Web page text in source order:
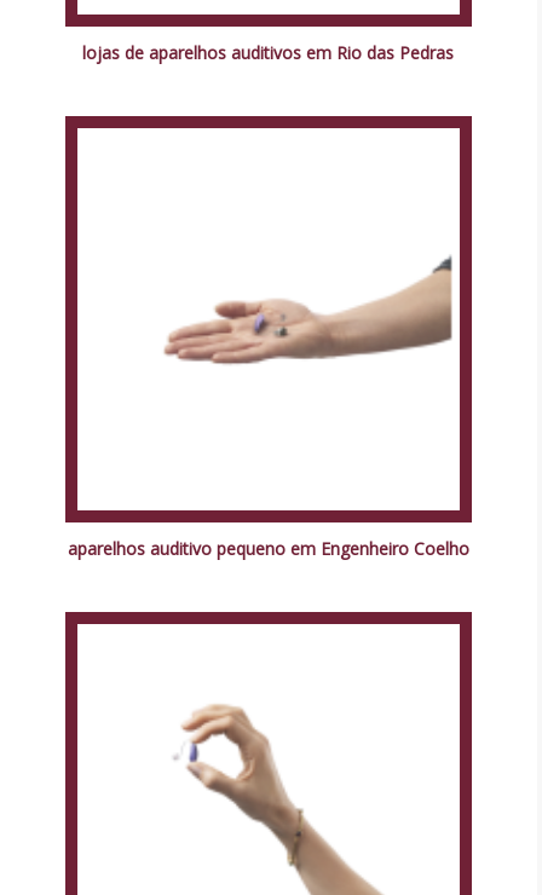
lojas de aparelhos auditivos em Rio das Pedras
aparelhos auditivo pequeno em Engenheiro Coelho